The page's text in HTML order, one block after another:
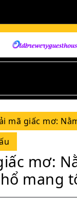
for:
mã giấc mơ:
mơ:
mang